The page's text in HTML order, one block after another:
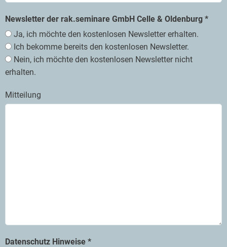
Newsletter der rak.seminare GmbH Celle & Oldenburg *
Ja, ich möchte den kostenlosen Newsletter erhalten.
Ich bekomme bereits den kostenlosen Newsletter.
Nein, ich möchte den kostenlosen Newsletter nicht
erhalten.
Mitteilung
Datenschutz Hinweise *